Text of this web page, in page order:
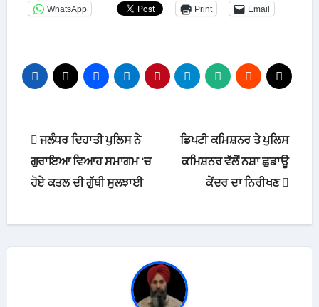
WhatsApp Print Email
Post
navigation
ਜਲੰਧਰ ਦਿਹਾਤੀ ਪੁਲਿਸ ਨੇ
ਗੁਰਾਇਆ ਵਿਆਹ ਸਮਾਗਮ ‘ਚ
ਹੋਏ ਕਤਲ ਦੀ ਗੁੱਥੀ ਸੁਲਝਾਈ
ਡਿਪਟੀ ਕਮਿਸ਼ਨਰ ਤੇ ਪੁਲਿਸ
ਕਮਿਸ਼ਨਰ ਵੱਲੋਂ ਨਸ਼ਾ ਛੁਡਾਊ
ਕੇਂਦਰ ਦਾ ਨਿਰੀਖਣ